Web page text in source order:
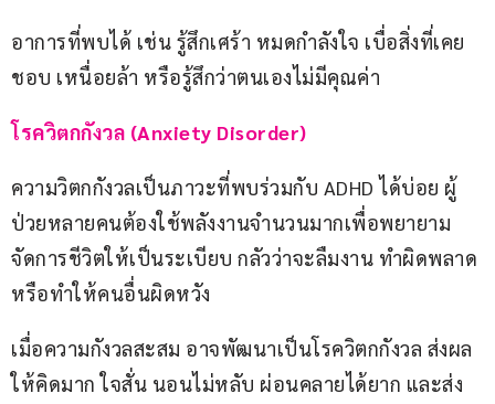
อาการที่พบได้ เช่น รู้สึกเศร้า หมดกำลังใจ เบื่อสิ่งที่เคย
ชอบ เหนื่อยล้า หรือรู้สึกว่าตนเองไม่มีคุณค่า
โรควิตกกังวล (Anxiety Disorder)
ความวิตกกังวลเป็นภาวะที่พบร่วมกับ ADHD ได้บ่อย ผู้
ป่วยหลายคนต้องใช้พลังงานจำนวนมากเพื่อพยายาม
จัดการชีวิตให้เป็นระเบียบ กลัวว่าจะลืมงาน ทำผิดพลาด
หรือทำให้คนอื่นผิดหวัง
เมื่อความกังวลสะสม อาจพัฒนาเป็นโรควิตกกังวล ส่งผล
ให้คิดมาก ใจสั่น นอนไม่หลับ ผ่อนคลายได้ยาก และส่ง